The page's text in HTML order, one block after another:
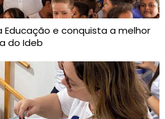
Educação e conquista a melhor
do Ideb